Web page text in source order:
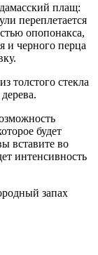
плащ:
переплетается
опопонакса,
и черного перца
толстого стекла
будет
вставите во
интенсивность
запах